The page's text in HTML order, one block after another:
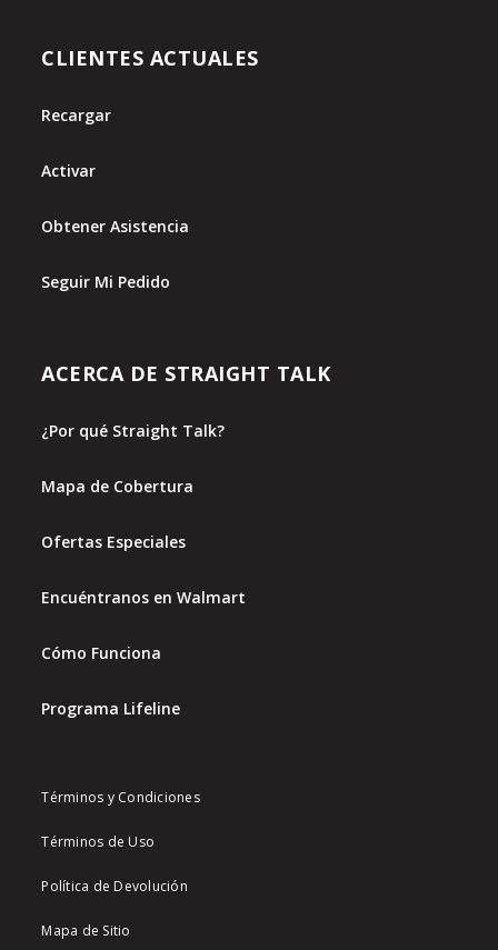
CLIENTES ACTUALES
Recargar
Activar
Obtener Asistencia
Seguir Mi Pedido
ACERCA DE STRAIGHT TALK
¿Por qué Straight Talk?
Mapa de Cobertura
Ofertas Especiales
Encuéntranos en Walmart
Cómo Funciona
Programa Lifeline
Términos y Condiciones
Términos de Uso
Política de Devolución
Mapa de Sitio